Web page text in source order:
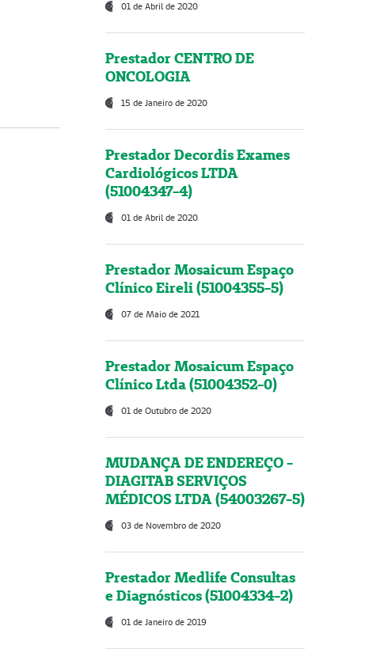
01 de Abril de 2020
Prestador CENTRO DE
ONCOLOGIA
15 de Janeiro de 2020
Prestador Decordis Exames
Cardiológicos LTDA
(51004347-4)
01 de Abril de 2020
Prestador Mosaicum Espaço
Clínico Eireli (51004355-5)
07 de Maio de 2021
Prestador Mosaicum Espaço
Clínico Ltda (51004352-0)
01 de Outubro de 2020
MUDANÇA DE ENDEREÇO -
DIAGITAB SERVIÇOS
MÉDICOS LTDA (54003267-5)
03 de Novembro de 2020
Prestador Medlife Consultas
e Diagnósticos (51004334-2)
01 de Janeiro de 2019